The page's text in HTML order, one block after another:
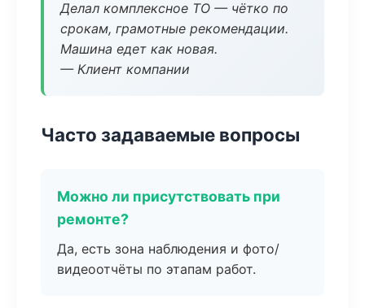
Делал комплексное ТО — чётко по
срокам, грамотные рекомендации.
Машина едет как новая.
— Клиент компании
Часто задаваемые вопросы
Можно ли присутствовать при
ремонте?
Да, есть зона наблюдения и фото/
видеоотчёты по этапам работ.